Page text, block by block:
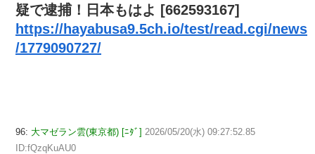
疑で逮捕！日本もはよ [662593167]
https://hayabusa9.5ch.io/test/read.cgi/news
/1779090727/
96: 大マゼラン雲(東京都) [ﾆﾀﾞ] 2026/05/20(水) 09:27:52.85
ID:fQzqKuAU0